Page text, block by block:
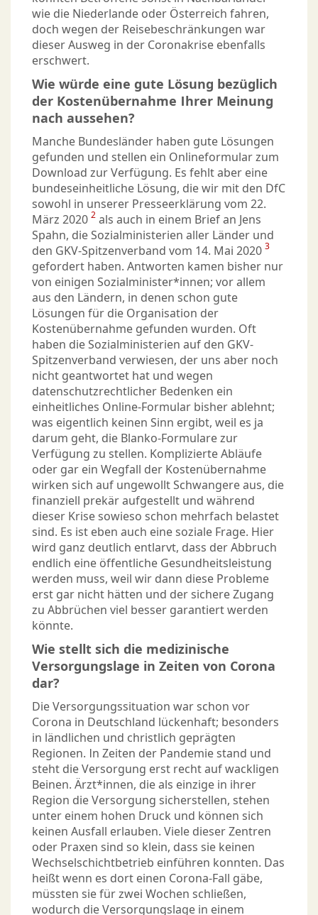
wie die Niederlande oder Österreich fahren,
doch wegen der Reisebeschränkungen war
dieser Ausweg in der Coronakrise ebenfalls
erschwert.
Wie würde eine gute Lösung bezüglich
der Kostenübernahme Ihrer Meinung
nach aussehen?
Manche Bundesländer haben gute Lösungen
gefunden und stellen ein Onlineformular zum
Download zur Verfügung. Es fehlt aber eine
bundeseinheitliche Lösung, die wir mit den DfC
sowohl in unserer Presseerklärung vom 22.
März 2020 2 als auch in einem Brief an Jens
Spahn, die Sozialministerien aller Länder und
den GKV-Spitzenverband vom 14. Mai 2020 3
gefordert haben. Antworten kamen bisher nur
von einigen Sozialminister*innen; vor allem
aus den Ländern, in denen schon gute
Lösungen für die Organisation der
Kostenübernahme gefunden wurden. Oft
haben die Sozialministerien auf den GKV-
Spitzenverband verwiesen, der uns aber noch
nicht geantwortet hat und wegen
datenschutzrechtlicher Bedenken ein
einheitliches Online-Formular bisher ablehnt;
was eigentlich keinen Sinn ergibt, weil es ja
darum geht, die Blanko-Formulare zur
Verfügung zu stellen. Komplizierte Abläufe
oder gar ein Wegfall der Kostenübernahme
wirken sich auf ungewollt Schwangere aus, die
finanziell prekär aufgestellt und während
dieser Krise sowieso schon mehrfach belastet
sind. Es ist eben auch eine soziale Frage. Hier
wird ganz deutlich entlarvt, dass der Abbruch
endlich eine öffentliche Gesundheitsleistung
werden muss, weil wir dann diese Probleme
erst gar nicht hätten und der sichere Zugang
zu Abbrüchen viel besser garantiert werden
könnte.
Wie stellt sich die medizinische
Versorgungslage in Zeiten von Corona
dar?
Die Versorgungssituation war schon vor
Corona in Deutschland lückenhaft; besonders
in ländlichen und christlich geprägten
Regionen. In Zeiten der Pandemie stand und
steht die Versorgung erst recht auf wackligen
Beinen. Ärzt*innen, die als einzige in ihrer
Region die Versorgung sicherstellen, stehen
unter einem hohen Druck und können sich
keinen Ausfall erlauben. Viele dieser Zentren
oder Praxen sind so klein, dass sie keinen
Wechselschichtbetrieb einführen konnten. Das
heißt wenn es dort einen Corona-Fall gäbe,
müssten sie für zwei Wochen schließen,
wodurch die Versorgungslage in einem